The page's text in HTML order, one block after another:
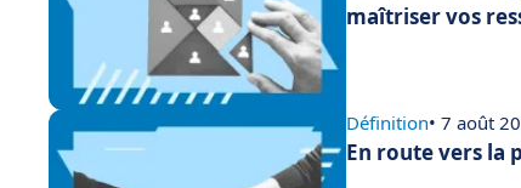
maîtriser vos
Définition• 7 août
En route vers la